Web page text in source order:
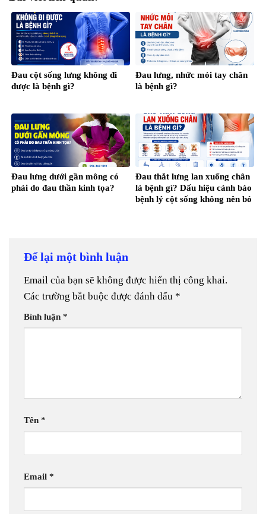
Đau cột sống lưng không đi
được là bệnh gì?
Đau lưng, nhức mỏi tay chân
là bệnh gì?
Đau lưng dưới gần mông có
phải do đau thần kinh tọa?
Đau thắt lưng lan xuống chân
là bệnh gì? Dấu hiệu cảnh báo
bệnh lý cột sống không nên bỏ
Để lại một bình luận
Email của bạn sẽ không được hiển thị công khai.
Các trường bắt buộc được đánh dấu *
Bình luận *
Tên *
Email *